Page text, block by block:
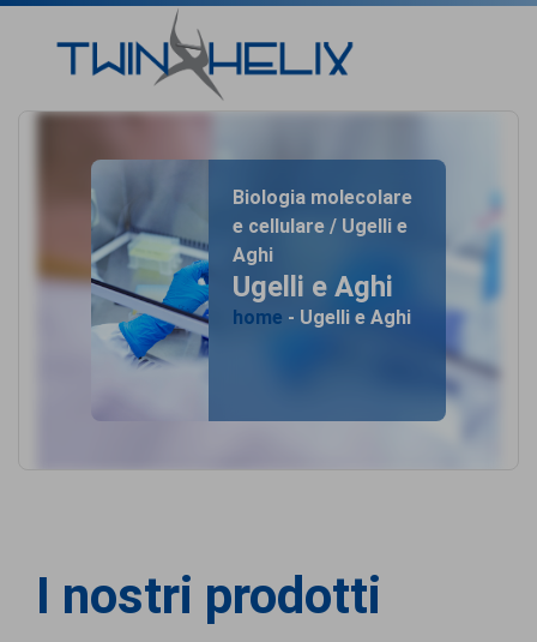
Biologia molecolare
e cellulare / Ugelli e
Aghi
Ugelli e Aghi
home - Ugelli e Aghi
I nostri prodotti